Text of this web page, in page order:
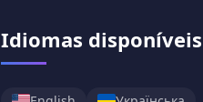
Idiomas disponíveis